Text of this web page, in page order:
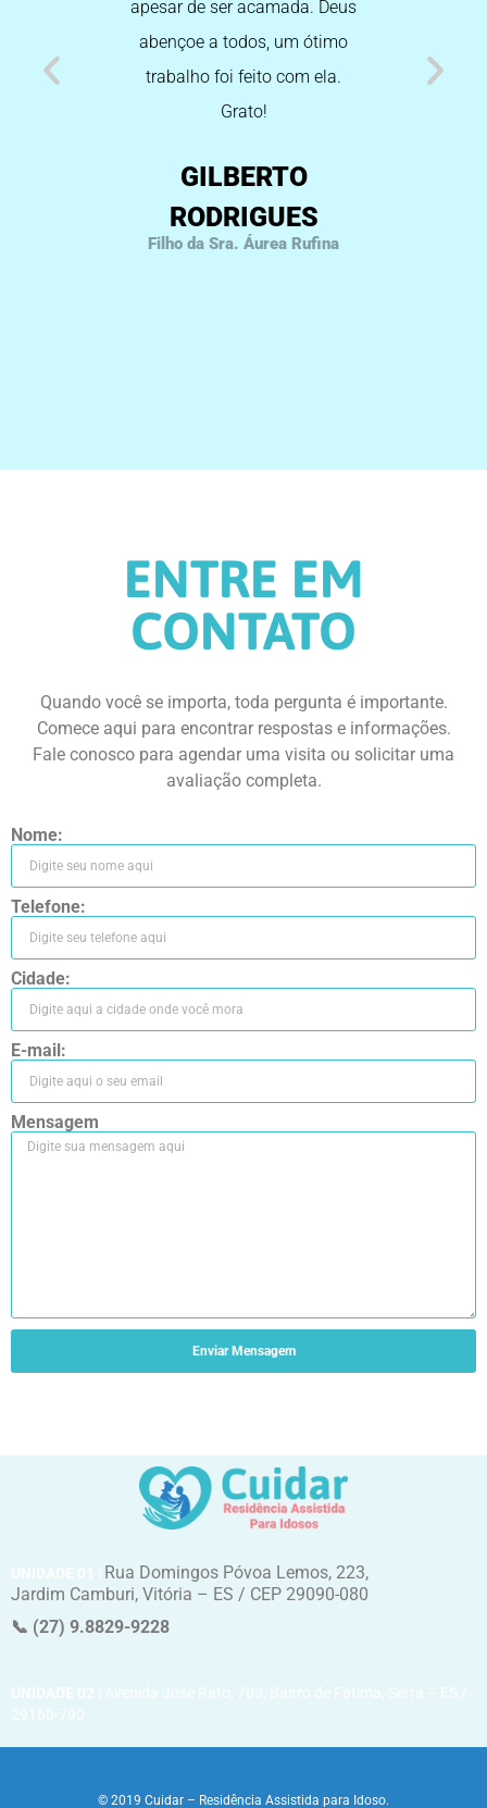
apesar de ser acamada. Deus
abençoe a todos, um ótimo
trabalho foi feito com ela.
Grato!
GILBERTO
RODRIGUES
Filho da Sra. Áurea Rufina
ENTRE EM
CONTATO
Quando você se importa, toda pergunta é importante.
Comece aqui para encontrar respostas e informações.
Fale conosco para agendar uma visita ou solicitar uma
avaliação completa.
Nome:
Telefone:
Cidade:
E-mail:
Mensagem
Enviar Mensagem
UNIDADE 01
Rua Domingos Póvoa Lemos, 223,
Jardim Camburi, Vitória – ES / CEP 29090-080
📞 (27) 9.8829-9228
UNIDADE 02
Avenida José Rato, 703, Bairro de Fátima, Serra – ES /
29160-790
© 2019 Cuidar – Residência Assistida para Idoso.